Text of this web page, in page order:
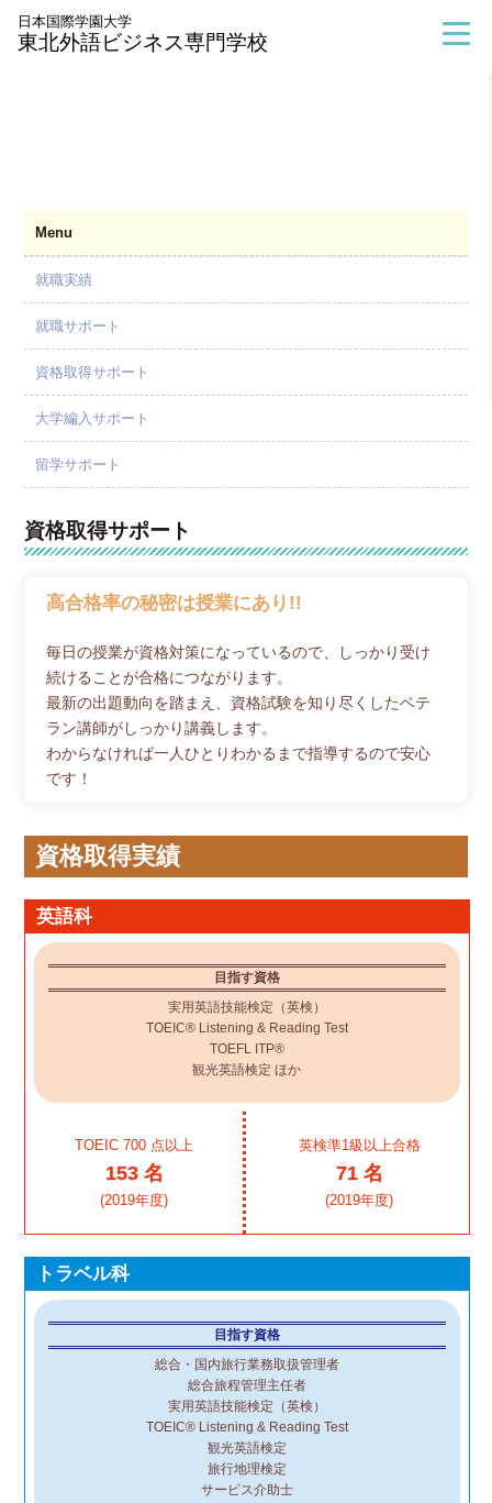
日本国際学園大学
東北外語ビジネス専門学校
>進路・資格実績
Menu
就職実績
就職サポート
資格取得サポート
大学編入サポート
留学サポート
資格取得サポート
高合格率の秘密は授業にあり!!
毎日の授業が資格対策になっているので、しっかり受け
続けることが合格につながります。
最新の出題動向を踏まえ、資格試験を知り尽くしたベテ
ラン講師がしっかり講義します。
わからなければ一人ひとりわかるまで指導するので安心
です！
資格取得実績
英語科
目指す資格
実用英語技能検定（英検）
TOEIC® Listening & Reading Test
TOEFL ITP®
観光英語検定 ほか
TOEIC 700 点以上
153 名
(2019年度)
英検準1級以上合格
71 名
(2019年度)
トラベル科
目指す資格
総合・国内旅行業務取扱管理者
総合旅程管理主任者
実用英語技能検定（英検）
TOEIC® Listening & Reading Test
観光英語検定
旅行地理検定
サービス介助士